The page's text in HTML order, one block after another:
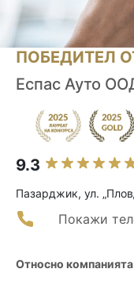
ПОБЕДИТЕЛ
Еспас Ауто
9.3
Пазарджик, ул.
Покажи
Относно